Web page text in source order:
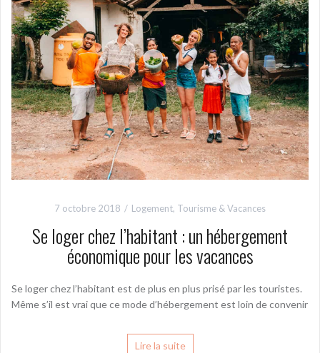
7 octobre 2018 Logement, Tourisme & Vacances
Se loger chez l’habitant : un hébergement
économique pour les vacances
Se loger chez l’habitant est de plus en plus prisé par les touristes.
Même s’il est vrai que ce mode d’hébergement est loin de convenir
Lire la suite